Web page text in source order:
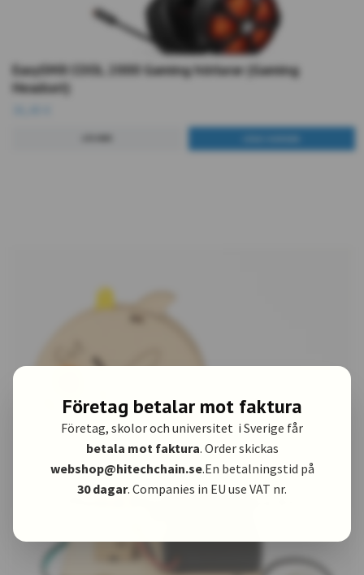
Physical Educational Science Kit
EasySMX COOL 2000 Gaming hörlurar (Gaming
Headset)
Företag betalar mot faktura
Företag, skolor och universitet i Sverige får
betala mot faktura. Order skickas
webshop@hitechchain.se.En betalningstid på
30 dagar. Companies in EU use VAT nr.